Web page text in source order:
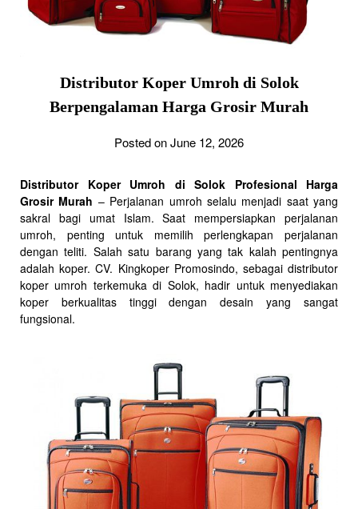
Distributor Koper Umroh di Solok
Berpengalaman Harga Grosir Murah
Posted on June 12, 2026
Distributor Koper Umroh di Solok Profesional Harga
Grosir Murah – Perjalanan umroh selalu menjadi saat yang
sakral bagi umat Islam. Saat mempersiapkan perjalanan
umroh, penting untuk memilih perlengkapan perjalanan
dengan teliti. Salah satu barang yang tak kalah pentingnya
adalah koper. CV. Kingkoper Promosindo, sebagai distributor
koper umroh terkemuka di Solok, hadir untuk menyediakan
koper berkualitas tinggi dengan desain yang sangat
fungsional.